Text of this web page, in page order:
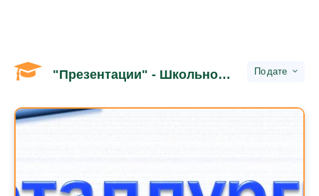
"Презентации" - Школьное обучение дате